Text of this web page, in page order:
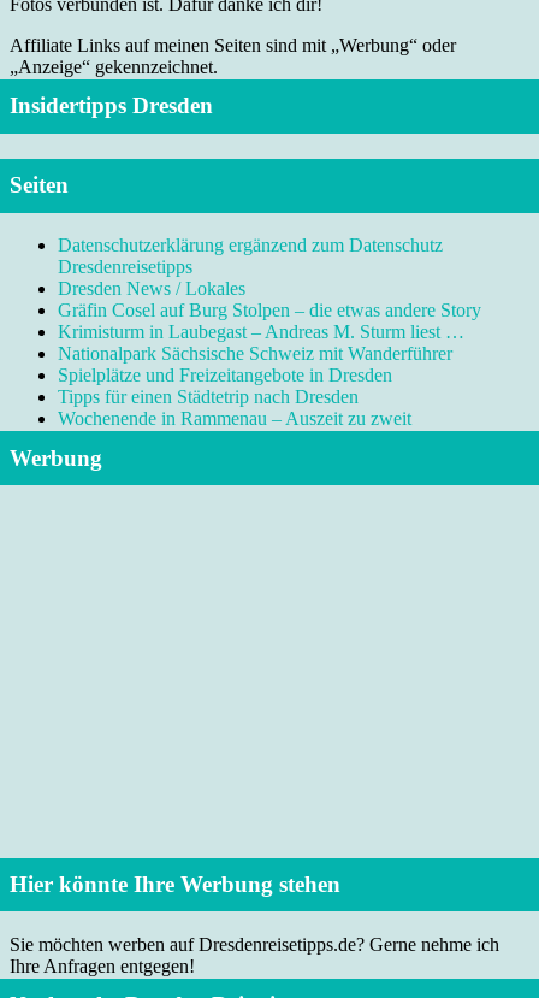
Fotos verbunden ist. Dafür danke ich dir!
Affiliate Links auf meinen Seiten sind mit „Werbung“ oder
„Anzeige“ gekennzeichnet.
Insidertipps Dresden
Seiten
Datenschutzerklärung ergänzend zum Datenschutz
Dresdenreisetipps
Dresden News / Lokales
Gräfin Cosel auf Burg Stolpen – die etwas andere Story
Krimisturm in Laubegast – Andreas M. Sturm liest …
Nationalpark Sächsische Schweiz mit Wanderführer
Spielplätze und Freizeitangebote in Dresden
Tipps für einen Städtetrip nach Dresden
Wochenende in Rammenau – Auszeit zu zweit
Werbung
Hier könnte Ihre Werbung stehen
Sie möchten werben auf Dresdenreisetipps.de? Gerne nehme ich
Ihre Anfragen entgegen!